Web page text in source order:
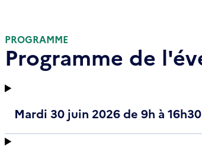
PROGRAMME
Programme de
Mardi 30 juin 2026 de 9h à